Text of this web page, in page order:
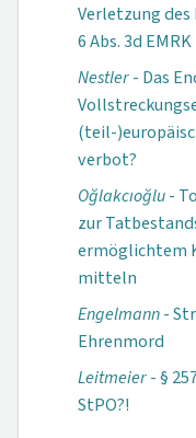
Verletzung
6 Abs. 3d EMRK
Nestler- Das
(teil-
verbot?
Oğlakcıoğlu-
zur
ermöglichtem
mitteln
Engelmann-
Ehrenmord
Leitmeier- §
StPO?!